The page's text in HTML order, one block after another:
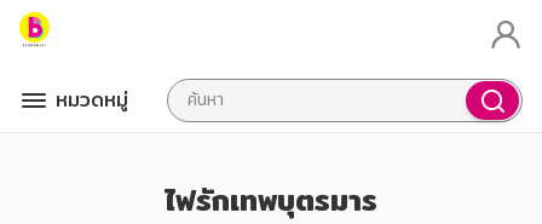
หมวดหมู่
ไฟรักเทพบุตรมาร